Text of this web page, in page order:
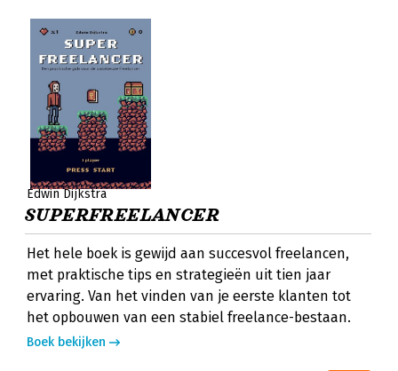
Edwin Dijkstra
SUPERFREELANCER
Het hele boek is gewijd aan succesvol freelancen,
met praktische tips en strategieën uit tien jaar
ervaring. Van het vinden van je eerste klanten tot
het opbouwen van een stabiel freelance-bestaan.
Boek bekijken